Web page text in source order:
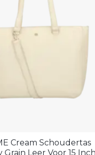
Cream Schoudertas
Grain Leer Voor 15 Inch